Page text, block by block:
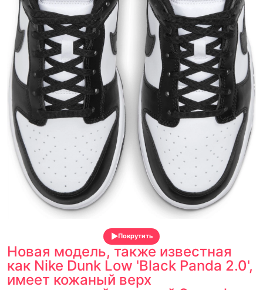
Покрутить
Новая модель, также известная
как Nike Dunk Low 'Black Panda 2.0',
имеет кожаный верх